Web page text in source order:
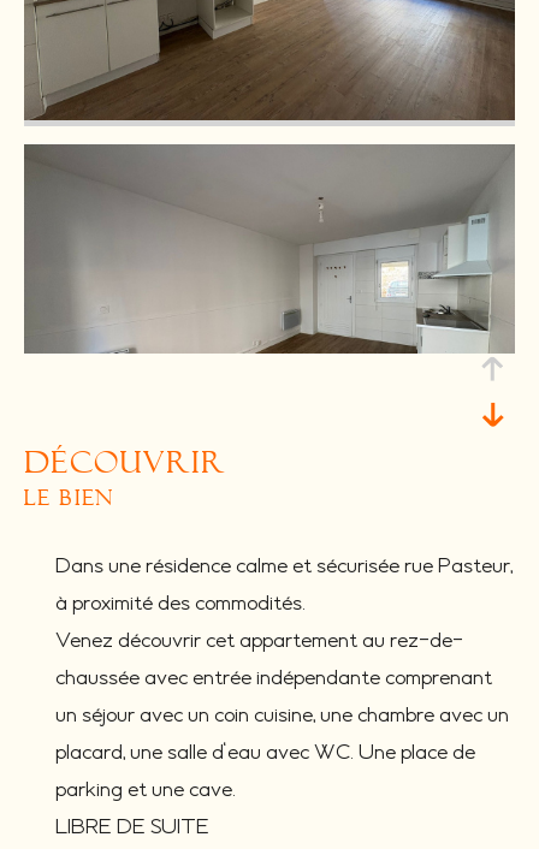
découvrir
le bien
Dans une résidence calme et sécurisée rue Pasteur,
à proximité des commodités.
Venez découvrir cet appartement au rez-de-
chaussée avec entrée indépendante comprenant
un séjour avec un coin cuisine, une chambre avec un
placard, une salle d'eau avec WC. Une place de
parking et une cave.
LIBRE DE SUITE